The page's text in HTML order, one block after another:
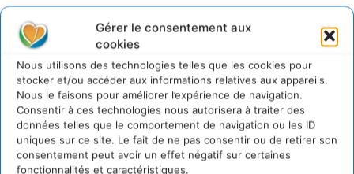
Gérer le consentement aux
cookies
Nous utilisons des technologies telles que les cookies pour
stocker et/ou accéder aux informations relatives aux appareils.
Nous le faisons pour améliorer l’expérience de navigation.
Consentir à ces technologies nous autorisera à traiter des
données telles que le comportement de navigation ou les ID
uniques sur ce site. Le fait de ne pas consentir ou de retirer son
consentement peut avoir un effet négatif sur certaines
fonctionnalités et caractéristiques.
cb9363frpdf-1ad6.pdf
Situation des financements pour la nature
forestsdbeb7cf7-14ce-4c34-aed7-af4a50a535ab.mp4
LAISSER UN COMMENTAIRE
CONNECTER POUR LAISSER UN COMMENTAIRE